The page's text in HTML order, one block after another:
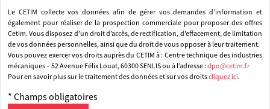
Le CETIM collecte vos données afin de gérer vos demandes d’information et
également pour réaliser de la prospection commerciale pour proposer des offres
Cetim. Vous disposez d’un droit d’accès, de rectification, d’effacement, de limitation
de vos données personnelles, ainsi que du droit de vous opposer à leur traitement.
Vous pouvez exercer vos droits auprès du CETIM à : Centre technique des industries
mécaniques – 52 Avenue Félix Louat, 60300 SENLIS ou à l’adresse : dpo@cetim.fr
Pour en savoir plus sur le traitement des données et sur vos droitscliquez ici.
* Champs obligatoires